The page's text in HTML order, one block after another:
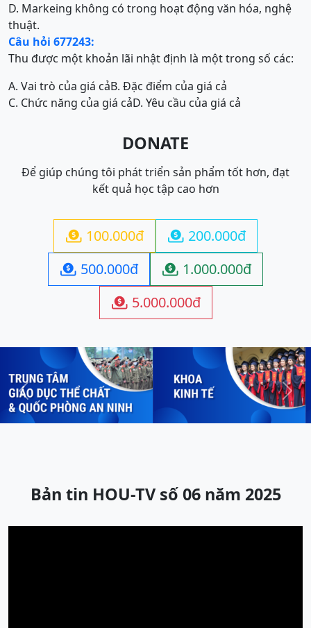
D. Markeing không có trong hoạt động văn hóa, nghệ
thuật.
Câu hỏi 677243:
Thu được một khoản lãi nhật định là một trong số các:
A. Vai trò của giá cảB. Đặc điểm của giá cả
C. Chức năng của giá cảD. Yêu cầu của giá cả
DONATE
Để giúp chúng tôi phát triển sản phẩm tốt hơn, đạt
kết quả học tập cao hơn
 100.000đ  200.000đ
 500.000đ  1.000.000đ
 5.000.000đ
Previous Next
Bản tin HOU-TV số 06 năm 2025